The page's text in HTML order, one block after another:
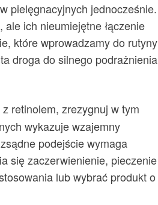
pielęgnacyjnych jednocześnie.
ich nieumiejętne łączenie
które wprowadzamy do rutyny
droga do silnego podrażnienia
retinolem, zrezygnuj w tym
wykazuje wzajemny
podejście wymaga
się zaczerwienienie, pieczenie
lub wybrać produkt o